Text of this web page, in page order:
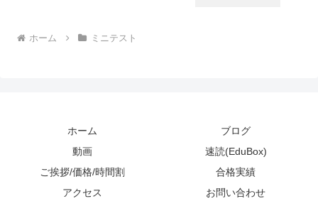
ホーム ミニテスト
ホーム
ブログ
動画
速読(EduBox)
ご挨拶/価格/時間割
合格実績
アクセス
お問い合わせ